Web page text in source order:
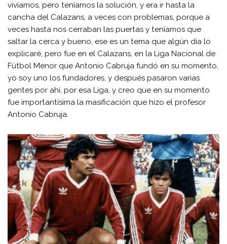
vivíamos, pero teníamos la solución, y era ir hasta la
cancha del Calazans, a veces con problemas, porque a
veces hasta nos cerraban las puertas y teníamos que
saltar la cerca y bueno, ese es un tema que algún día lo
explicaré, pero fue en el Calazans, en la Liga Nacional de
Fútbol Menor que Antonio Cabruja fundó en su momento,
yo soy uno los fundadores, y después pasaron varias
gentes por ahí, por esa Liga, y creo que en su momento
fue importantísima la masificación que hizo el profesor
Antonio Cabruja.